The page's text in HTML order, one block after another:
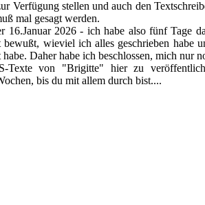
Verfügung stellen und auch den
mal gesagt werden.
16.Januar 2026 - ich habe also fünf Tage
wieviel ich alles geschrieben habe
Daher habe ich beschlossen, mich nur
Texte von "Brigitte" hier zu
Wochen, bis du mit allem durch